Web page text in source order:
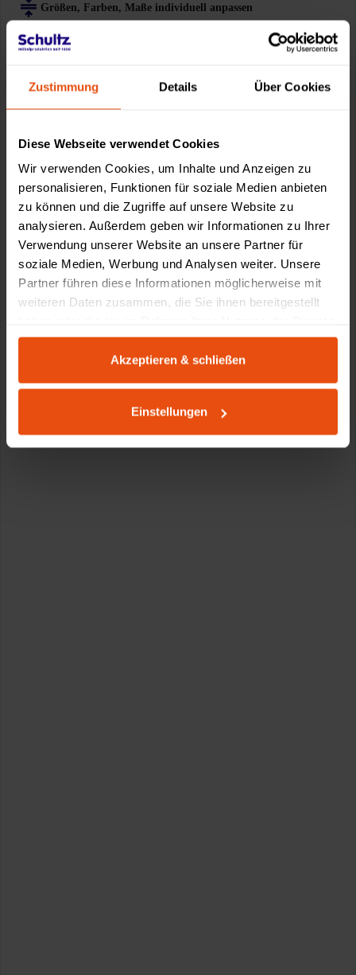
Zustimmung Details Über Cookies
Diese Webseite verwendet Cookies
Wir verwenden Cookies, um Inhalte und Anzeigen zu
personalisieren, Funktionen für soziale Medien anbieten
zu können und die Zugriffe auf unsere Website zu
analysieren. Außerdem geben wir Informationen zu Ihrer
Verwendung unserer Website an unsere Partner für
soziale Medien, Werbung und Analysen weiter. Unsere
Partner führen diese Informationen möglicherweise mit
weiteren Daten zusammen, die Sie ihnen bereitgestellt
gesammelt haben.
Akzeptieren & schließen
Einstellungen
Größen, Farben, Maße individuell anpassen
Zubehör & Optionen flexibel kombinieren
Am Smartphone das Produkt jetzt in Ihrem Raum erleben! Im